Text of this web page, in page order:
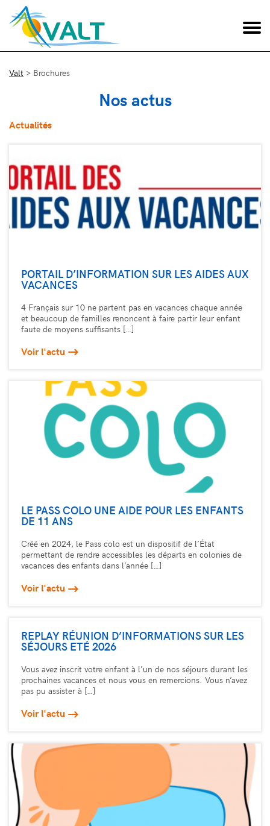
Valt > Brochures
Nos actus
Actualités
PORTAIL D’INFORMATION SUR LES AIDES AUX
VACANCES
4 Français sur 10 ne partent pas en vacances chaque année
et beaucoup de familles renoncent à faire partir leur enfant
faute de moyens suffisants […]
Voir l'actu
LE PASS COLO UNE AIDE POUR LES ENFANTS
DE 11 ANS
Créé en 2024, le Pass colo est un dispositif de l’État
permettant de rendre accessibles les départs en colonies de
vacances des enfants dans l’année […]
Voir l'actu
REPLAY RÉUNION D’INFORMATIONS SUR LES
SÉJOURS ETÉ 2026
Vous avez inscrit votre enfant à l’un de nos séjours durant les
prochaines vacances et nous vous en remercions. Vous n’avez
pas pu assister à […]
Voir l'actu